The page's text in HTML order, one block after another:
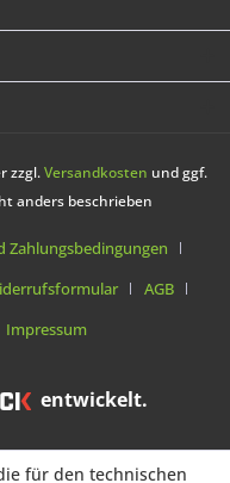
zzgl.Versandkosten und ggf.
anders beschrieben
Zahlungsbedingungen
AGB
Impressum
entwickelt.
für den technischen
für den technischen